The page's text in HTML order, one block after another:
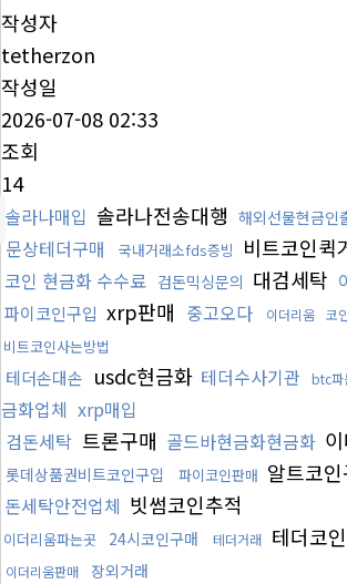
작성자
tetherzon
작성일
2026-07-08 02:33
조회
14
솔라나매입 솔라나전송대행 해외선물현금인
문상테더구매 국내거래소fds증빙 비트코인퀵
코인 현금화 수수료 검돈믹싱문의 대검세탁
파이코인구입 xrp판매 중고오다 이더리움 코
비트코인사는방법
테더손대손 usdc현금화 테더수사기관 btc파
금화업체 xrp매입
검돈세탁 트론구매 골드바현금화현금화
롯데상품권비트코인구입
파이코인판매 알트코
돈세탁안전업체 빗썸코인추적
이더리움파는곳 24시코인구매 테더거래 테더코
이더리움판매 장외거래